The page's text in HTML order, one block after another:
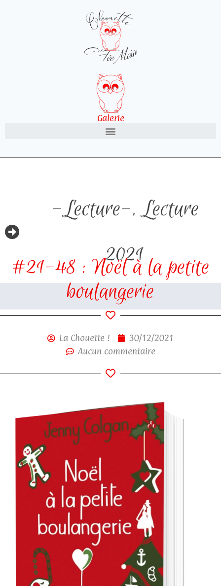
Galerie
-Lecture-,Lecture
2021
#21-48 : Noël à la petite
boulangerie
La Chouette !
30/12/2021
Aucun commentaire